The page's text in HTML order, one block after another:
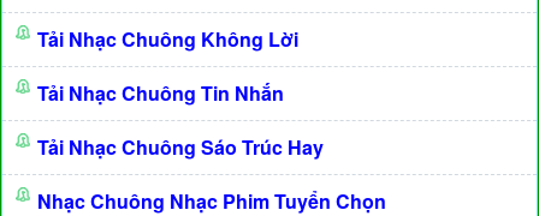
Tải Nhạc Chuông Không Lời
Tải Nhạc Chuông Tin Nhắn
Tải Nhạc Chuông Sáo Trúc Hay
Nhạc Chuông Nhạc Phim Tuyển Chọn